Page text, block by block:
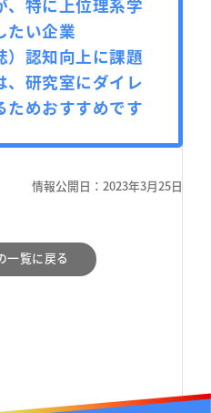
、特に上位理系学
たい企業
）認知向上に課題
、研究室にダイレ
ためおすすめです
情報公開日： 2023年3月25日
一覧に戻る